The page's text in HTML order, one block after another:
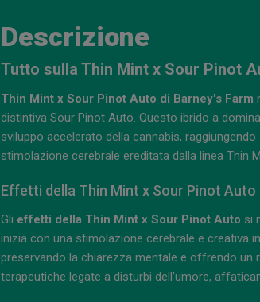
Descrizione
Tutto sulla Thin Mint x Sour Pinot
Thin Mint x Sour Pinot Auto di Barney's Farm
distintiva Sour Pinot Auto. Questo ibrido a
sviluppo accelerato della cannabis, raggiungendo
stimolazione cerebrale ereditata dalla linea Thin
Effetti della Thin Mint x Sour Pinot Auto
Gli effetti della Thin Mint x Sour Pinot Auto si
inizia con una stimolazione cerebrale e creativa
preservando la chiarezza mentale e offrendo
terapeutiche legate a disturbi dell'umore,